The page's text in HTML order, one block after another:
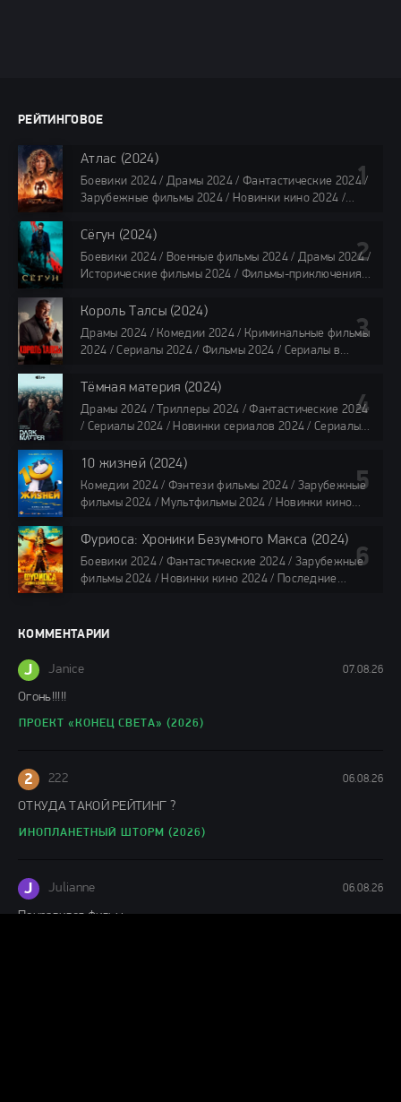
РЕЙТИНГОВОЕ
Атлас (2024)
Боевики 2024 / Драмы 2024 / Фантастические 2024 /
Зарубежные фильмы 2024 / Новинки кино 2024 /
Фильмы 4K / Фильмы 2024 / Популярные фильмы /
Смотреть фильмы онлайн
118 мин.
Сёгун (2024)
Боевики 2024 / Военные фильмы 2024 / Драмы 2024 /
Исторические фильмы 2024 / Фильмы-приключения
Сериалы 4K / Фильмы 2024 / Сериалы в озвучке
TVShows / Сериалы в озвучке LostFilm / Сериалы в
озвучке HDrezka Studio / Смотреть фильмы онлайн
все серии по 45 минут
Король Талсы (2024)
Драмы 2024 / Комедии 2024 / Криминальные фильмы
2024 / Сериалы 2024 / Фильмы 2024 / Сериалы в
Сериалы в озвучке HDrezka Studio / Смотреть фильмы
онлайн
40 мин
Тёмная материя (2024)
Драмы 2024 / Триллеры 2024 / Фантастические 2024
/ Сериалы 2024 / Новинки сериалов 2024 / Сериалы
Сериалы в озвучке LostFilm / Сериалы в озвучке
HDrezka Studio / Смотреть фильмы онлайн
все серии по 45 мин.
10 жизней (2024)
Комедии 2024 / Фэнтези фильмы 2024 / Зарубежные
фильмы 2024 / Мультфильмы 2024 / Новинки кино
/ Фильмы 2024 / Популярные фильмы / Смотреть
фильмы онлайн
88 мин.
Фуриоса: Хроники Безумного Макса (2024)
Боевики 2024 / Фантастические 2024 / Зарубежные
фильмы 2024 / Новинки кино 2024 / Последние
фильмы онлайн
КОММЕНТАРИИ
J Janice 07.08.26
Огонь!!!!!
ПРОЕКТ «КОНЕЦ СВЕТА» (2026)
2 222 06.08.26
ОТКУДА ТАКОЙ РЕЙТИНГ ?
ИНОПЛАНЕТНЫЙ ШТОРМ (2026)
J Julianne 06.08.26
Понравился фильм